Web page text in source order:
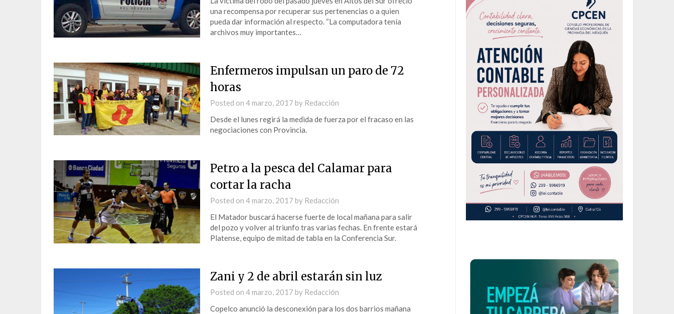
una recompensa por recuperar sus pertenencias o a quien
pueda dar información al respecto. “La computadora tenía
archivos muy importantes…
Enfermeros impulsan un paro de 72
horas
Posted on 4 marzo, 2017 by Redacción
Desde el lunes regirá la medida de fuerza por el fracaso en las
negociaciones con Provincia.
Petro a la pesca del Calamar para
cortar la racha
Posted on 4 marzo, 2017 by Redacción
El Matador buscará hacerse fuerte de local mañana para salir
del pozo y volver al triunfo tras varias fechas. En frente estará
Platense, equipo de mitad de tabla en la Conferencia Sur.
Zani y 2 de abril estarán sin luz
Posted on 4 marzo, 2017 by Redacción
Copelco anunció la desconexión para los dos barrios mañana